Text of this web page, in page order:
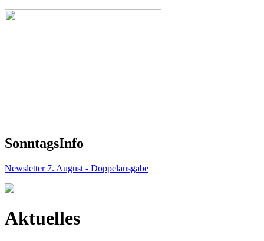
SonntagsInfo
Newsletter 7. August - Doppelausgabe
Aktuelles